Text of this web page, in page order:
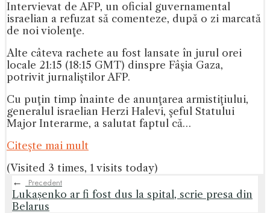
Intervievat de AFP, un oficial guvernamental
israelian a refuzat să comenteze, după o zi marcată
de noi violenţe.
Alte câteva rachete au fost lansate în jurul orei
locale 21:15 (18:15 GMT) dinspre Fâşia Gaza,
potrivit jurnaliştilor AFP.
Cu puţin timp înainte de anunţarea armistiţiului,
generalul israelian Herzi Halevi, şeful Statului
Major Interarme, a salutat faptul că…
Citeşte mai mult
(Visited 3 times, 1 visits today)
←
Precedent
Lukașenko ar fi fost dus la spital, scrie presa din
Belarus